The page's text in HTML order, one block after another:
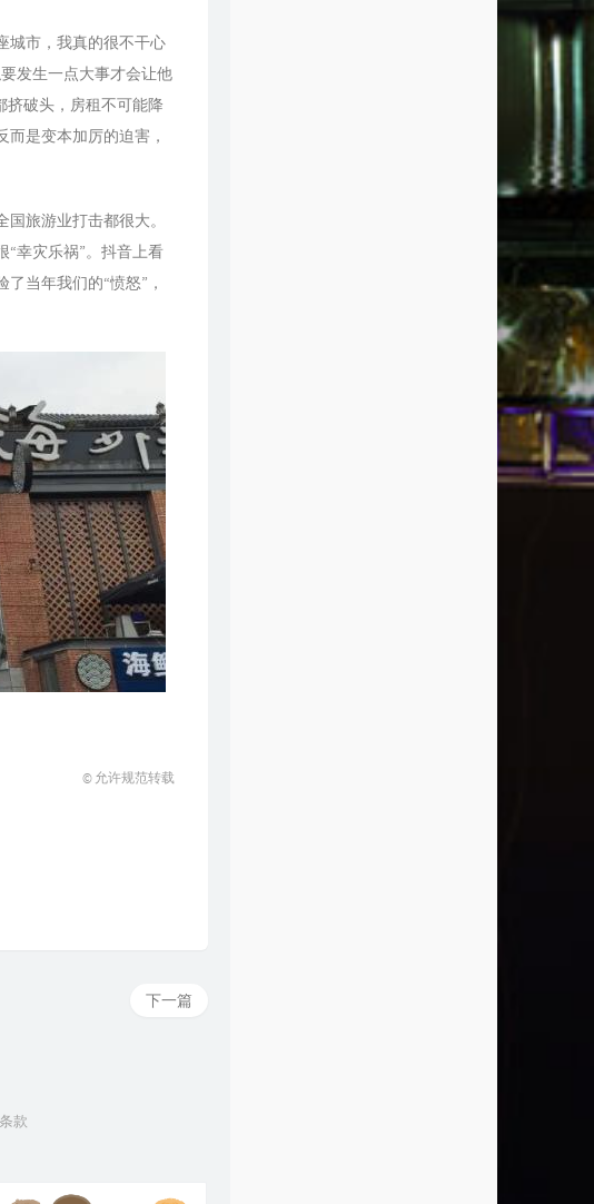
城市，我真的很不干心
发生一点大事才会让他
挤破头，房租不可能降
是变本加厉的迫害，
旅游业打击都很大。
“幸灾乐祸”。抖音上看
当年我们的“愤怒”，
© 允许规范转载
下一篇
款